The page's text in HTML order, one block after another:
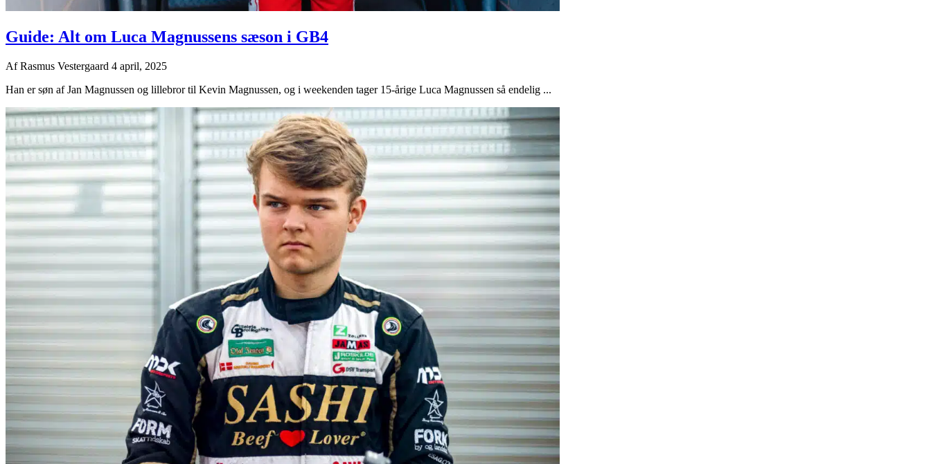
Guide: Alt om Luca Magnussens sæson i GB4
AfRasmus Vestergaard 4 april, 2025
Han er søn af Jan Magnussen og lillebror til Kevin Magnussen, og i weekenden tager 15-årige Luca Magnussen så endelig ...